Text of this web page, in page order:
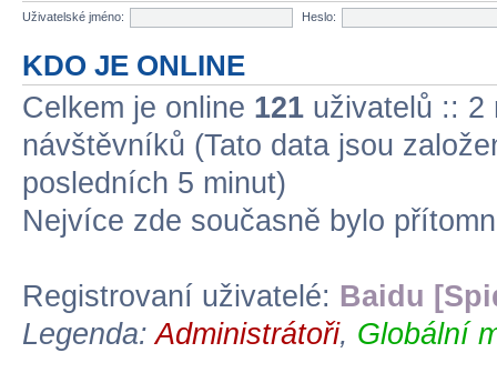
Uživatelské jméno:
Heslo:
KDO JE ONLINE
Celkem je online 121 uživatelů :: 2
návštěvníků (Tato data jsou
posledních 5 minut)
Nejvíce zde současně bylo
Registrovaní uživatelé: Baidu
Legenda:Administrátoři, Globální